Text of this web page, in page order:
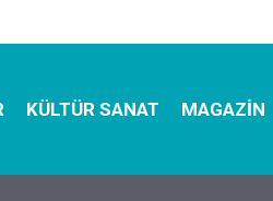
KÜLTÜR SANAT MAGAZIN